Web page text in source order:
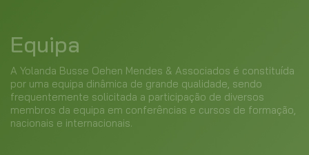
Equipa
A Yolanda Busse Oehen Mendes & Associados é constituída
por uma equipa dinâmica de grande qualidade, sendo
frequentemente solicitada a participação de diversos
membros da equipa em conferências e cursos de formação,
nacionais e internacionais.